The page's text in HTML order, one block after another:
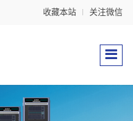
收藏本站 关注微信